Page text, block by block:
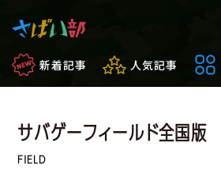
新着記事 人気記事
マンガ・アニメ
サバゲーフィールド全国版
FIELD